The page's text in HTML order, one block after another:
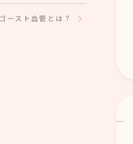
ースト血管とは？